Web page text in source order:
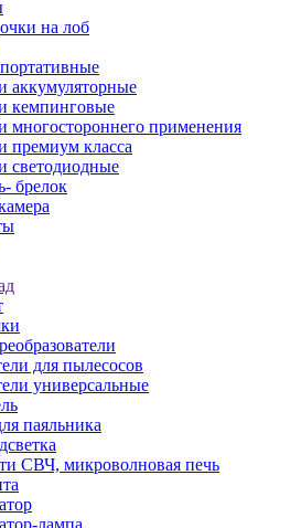
на лоб
аккумуляторные
кемпинговые
многостороннего применения
премиум класса
светодиодные
брелок
для пылесосов
универсальные
паяльника
СВЧ, микроволновая печь
лампа